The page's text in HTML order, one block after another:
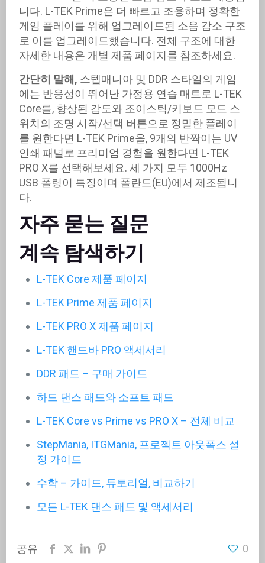
니다. L-TEK Prime은 더 빠르고 조용하며 정확한
게임 플레이를 위해 업그레이드된 소음 감소 구조
로 이를 업그레이드했습니다. 전체 구조에 대한
자세한 내용은 개별 제품 페이지를 참조하세요.
간단히 말해, 스텝매니아 및 DDR 스타일의 게임
에는 반응성이 뛰어난 가정용 연습 매트로 L-TEK
Core를, 향상된 감도와 조이스틱/키보드 모드 스
위치의 조명 시작/선택 버튼으로 정밀한 플레이
를 원한다면 L-TEK Prime을, 9개의 반짝이는 UV
인쇄 패널로 프리미엄 경험을 원한다면 L-TEK
PRO X를 선택해보세요. 세 가지 모두 1000Hz
USB 폴링이 특징이며 폴란드(EU)에서 제조됩니
다.
자주 묻는 질문
계속 탐색하기
L-TEK Core 제품 페이지
L-TEK Prime 제품 페이지
L-TEK PRO X 제품 페이지
L-TEK 핸드바 PRO 액세서리
DDR 패드 – 구매 가이드
하드 댄스 패드와 소프트 패드
L-TEK Core vs Prime vs PRO X – 전체 비교
StepMania, ITGMania, 프로젝트 아웃폭스 설
정 가이드
수학 – 가이드, 튜토리얼, 비교하기
모든 L-TEK 댄스 패드 및 액세서리
공유 0